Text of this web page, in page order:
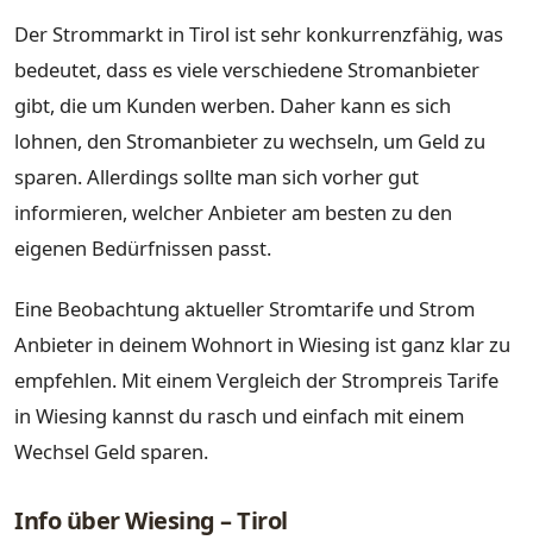
Der Strommarkt in Tirol ist sehr konkurrenzfähig, was
bedeutet, dass es viele verschiedene Stromanbieter
gibt, die um Kunden werben. Daher kann es sich
lohnen, den Stromanbieter zu wechseln, um Geld zu
sparen. Allerdings sollte man sich vorher gut
informieren, welcher Anbieter am besten zu den
eigenen Bedürfnissen passt.
Eine Beobachtung aktueller Stromtarife und Strom
Anbieter in deinem Wohnort in Wiesing ist ganz klar zu
empfehlen. Mit einem Vergleich der Strompreis Tarife
in Wiesing kannst du rasch und einfach mit einem
Wechsel Geld sparen.
Info über Wiesing – Tirol